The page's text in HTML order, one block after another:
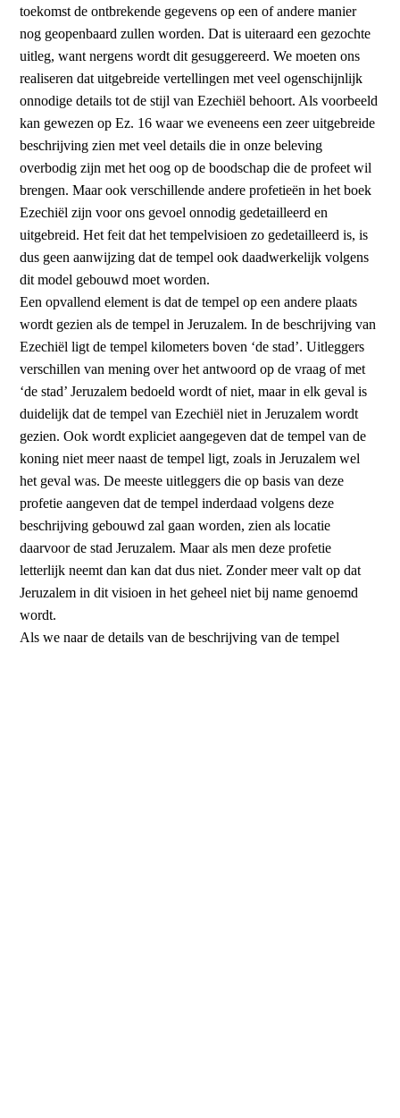
toekomst de ontbrekende gegevens op een of andere manier
nog geopenbaard zullen worden. Dat is uiteraard een gezochte
uitleg, want nergens wordt dit gesuggereerd. We moeten ons
realiseren dat uitgebreide vertellingen met veel ogenschijnlijk
onnodige details tot de stijl van Ezechiël behoort. Als voorbeeld
kan gewezen op Ez. 16 waar we eveneens een zeer uitgebreide
beschrijving zien met veel details die in onze beleving
overbodig zijn met het oog op de boodschap die de profeet wil
brengen. Maar ook verschillende andere profetieën in het boek
Ezechiël zijn voor ons gevoel onnodig gedetailleerd en
uitgebreid. Het feit dat het tempelvisioen zo gedetailleerd is, is
dus geen aanwijzing dat de tempel ook daadwerkelijk volgens
dit model gebouwd moet worden.
Een opvallend element is dat de tempel op een andere plaats
wordt gezien als de tempel in Jeruzalem. In de beschrijving van
Ezechiël ligt de tempel kilometers boven ‘de stad’. Uitleggers
verschillen van mening over het antwoord op de vraag of met
‘de stad’ Jeruzalem bedoeld wordt of niet, maar in elk geval is
duidelijk dat de tempel van Ezechiël niet in Jeruzalem wordt
gezien. Ook wordt expliciet aangegeven dat de tempel van de
koning niet meer naast de tempel ligt, zoals in Jeruzalem wel
het geval was. De meeste uitleggers die op basis van deze
profetie aangeven dat de tempel inderdaad volgens deze
beschrijving gebouwd zal gaan worden, zien als locatie
daarvoor de stad Jeruzalem. Maar als men deze profetie
letterlijk neemt dan kan dat dus niet. Zonder meer valt op dat
Jeruzalem in dit visioen in het geheel niet bij name genoemd
wordt.
Als we naar de details van de beschrijving van de tempel